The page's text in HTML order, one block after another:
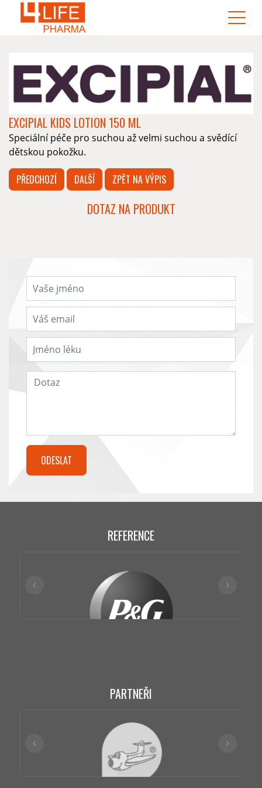
EXCIPIAL KIDS LOTION 150 ML
Speciální péče pro suchou až velmi suchou a svědící
dětskou pokožku.
PŘEDCHOZÍ DALŠÍ ZPĚT NA VÝPIS
DOTAZ NA PRODUKT
REFERENCE
PARTNEŘI